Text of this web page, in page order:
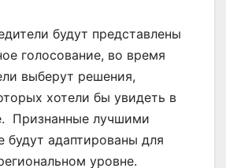
будут представлены
голосование, во время
выберут решения,
хотели бы увидеть в
Признанные лучшими
будут адаптированы для
уровне.